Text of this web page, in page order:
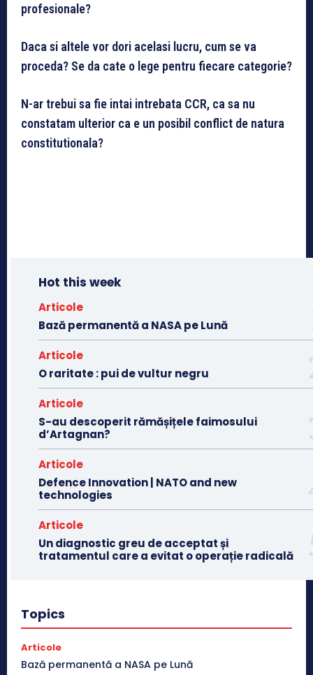
profesionale?
Daca si altele vor dori acelasi lucru, cum se va
proceda? Se da cate o lege pentru fiecare categorie?
N-ar trebui sa fie intai intrebata CCR, ca sa nu
constatam ulterior ca e un posibil conflict de natura
constitutionala?
Hot this week
Articole
Bază permanentă a NASA pe Lună
Articole
O raritate : pui de vultur negru
Articole
S-au descoperit rămășițele faimosului
d’Artagnan?
Articole
Defence Innovation | NATO and new
technologies
Articole
Un diagnostic greu de acceptat și
tratamentul care a evitat o operație radicală
Topics
Articole
Bază permanentă a NASA pe Lună